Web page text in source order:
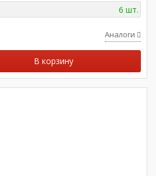
6 шт.
Аналоги
В корзину